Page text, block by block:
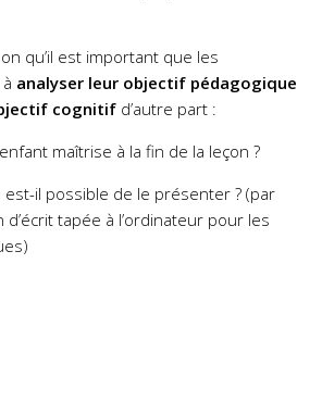
qu’il est important que les
analyser leur objectif pédagogique
cognitif d’autre part :
maîtrise à la fin de la leçon ?
il possible de le présenter ? (par
tapée à l’ordinateur pour les